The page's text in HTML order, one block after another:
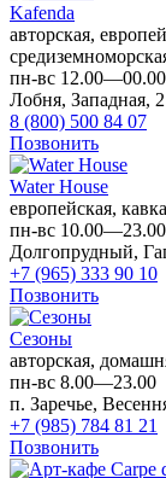
Kafenda
авторская,
пн-вс 12.00—00.00
Лобня, Западная, 2
8 (800) 500 84 07
Позвонить
Water House
европейская,
пн-вс 10.00—23.00
Долгопрудный,
+7 (965) 333 90 10
Позвонить
Сезоны
авторская,
пн-вс 8.00—23.00
п. Заречье,
+7 (985) 784 81 21
Позвонить